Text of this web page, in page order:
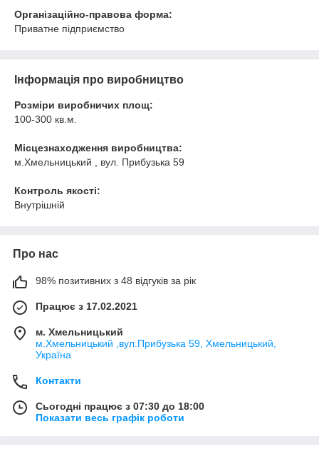
Організаційно-правова форма:
Приватне підприємство
Інформація про виробництво
Розміри виробничих площ:
100-300 кв.м.
Місцезнаходження виробництва:
м.Хмельницький , вул. Прибузька 59
Контроль якості:
Внутрішній
Про нас
98% позитивних з 48 відгуків за рік
Працює з 17.02.2021
м. Хмельницький
м.Хмельницький ,вул.Прибузька 59, Хмельницький,
Україна
Контакти
Сьогодні працює з 07:30 до 18:00
Показати весь графік роботи